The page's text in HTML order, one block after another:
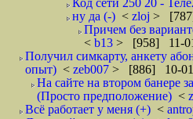
Код сети 250 20 -
ну да (-) < zloj >
Причем без
< b13 > [958] 11-
Получил симкарту, анкету
опыт) < zeb007 > [886] 10-
На сайте на втором банере
(Просто предположение) <
Всё работает у меня (+) <